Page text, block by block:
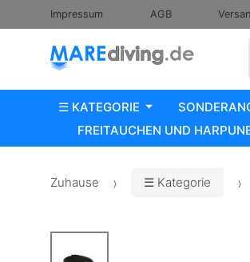
Impressum AGB
☰ KATEGORIE
FREITAUCHEN UND
Zuhause ☰ Kategorie